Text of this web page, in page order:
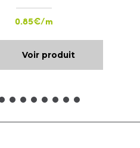
0.85€/m
Voir produit